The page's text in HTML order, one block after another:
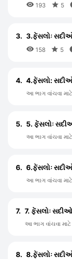
 193  5
3. 3.ફેંસલોઃ
 158  5
4. 4.ફેંસલો:
આ ભાગ વાંચવા
5. 5. ફેંસલોઃ
આ ભાગ વાંચવા
6. 6.ફેંસલોઃ
આ ભાગ વાંચવા
7. 7. ફેંસલોઃ
આ ભાગ વાંચવા
8. 8.ફેંસલોઃ